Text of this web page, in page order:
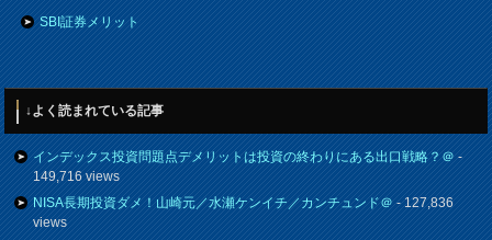
SBI証券メリット
↓よく読まれている記事
インデックス投資問題点デメリットは投資の終わりにある出口戦略？＠-
149,716 views
NISA長期投資ダメ！山崎元／水瀬ケンイチ／カンチュンド＠- 127,836
views